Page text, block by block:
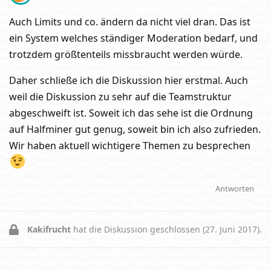
Auch Limits und co. ändern da nicht viel dran. Das ist
ein System welches ständiger Moderation bedarf, und
trotzdem größtenteils missbraucht werden würde.
Daher schließe ich die Diskussion hier erstmal. Auch
weil die Diskussion zu sehr auf die Teamstruktur
abgeschweift ist. Soweit ich das sehe ist die Ordnung
auf Halfminer gut genug, soweit bin ich also zufrieden.
Wir haben aktuell wichtigere Themen zu besprechen
Antworten
Kakifrucht hat die Diskussion geschlossen (27. Juni 2017).